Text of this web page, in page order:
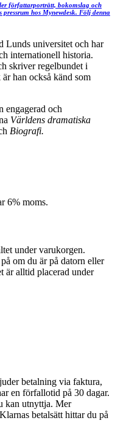
författarporträtt, bokomslag och
hos Mynewdesk. Följ denna
Lunds universitet och har
internationell historia.
skriver regelbundet i
han också känd som
engagerad och
Världens dramatiska
Biografi.
6% moms.
under varukorgen.
om du är på datorn eller
är alltid placerad under
betalning via faktura,
en förfallotid på 30 dagar.
kan utnyttja. Mer
betalsätt hittar du på